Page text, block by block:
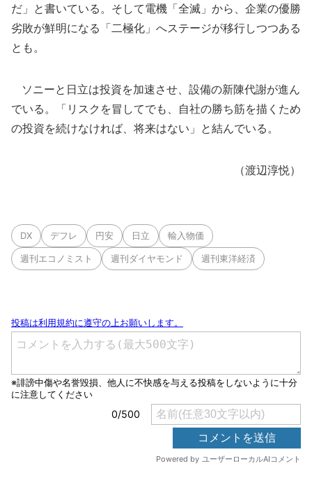
だ」と書いている。そして電機「全滅」から、企業の優勝
劣敗が鮮明になる「二極化」へステージが移行しつつある
とも。
ソニーと日立は投資を加速させ、設備の新陳代謝が進ん
でいる。「リスクを冒してでも、自社の勝ち筋を描くため
の投資を続けなければ、将来はない」と結んでいる。
（渡辺淳悦）
DX デフレ 円安 日立 輸入物価
週刊エコノミスト 週刊ダイヤモンド 週刊東洋経済